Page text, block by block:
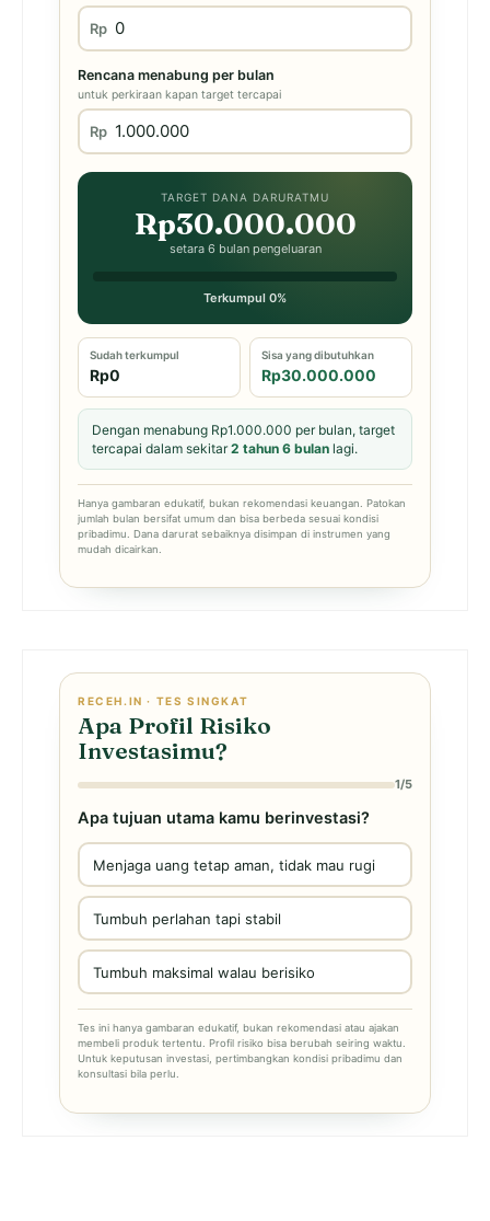
Rp
Rencana menabung per bulan
untuk perkiraan kapan target tercapai
Rp
TARGET DANA DARURATMU
Rp30.000.000
setara 6 bulan pengeluaran
Terkumpul 0%
Sudah terkumpul
Rp0
Sisa yang dibutuhkan
Rp30.000.000
Dengan menabung Rp1.000.000 per bulan, target
tercapai dalam sekitar2 tahun 6 bulan lagi.
Hanya gambaran edukatif, bukan rekomendasi keuangan. Patokan
jumlah bulan bersifat umum dan bisa berbeda sesuai kondisi
pribadimu. Dana darurat sebaiknya disimpan di instrumen yang
mudah dicairkan.
RECEH.IN · TES SINGKAT
Apa Profil Risiko
Investasimu?
1/5
Apa tujuan utama kamu berinvestasi?
Menjaga uang tetap aman, tidak mau rugi
Tumbuh perlahan tapi stabil
Tumbuh maksimal walau berisiko
Tes ini hanya gambaran edukatif, bukan rekomendasi atau ajakan
membeli produk tertentu. Profil risiko bisa berubah seiring waktu.
Untuk keputusan investasi, pertimbangkan kondisi pribadimu dan
konsultasi bila perlu.